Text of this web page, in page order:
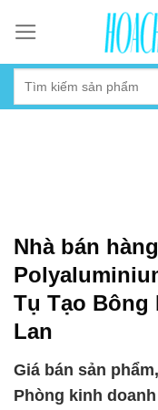
content
Nhà bán
Tụ Tạo Bông
Lan
Giá bán sản
Phòng kinh